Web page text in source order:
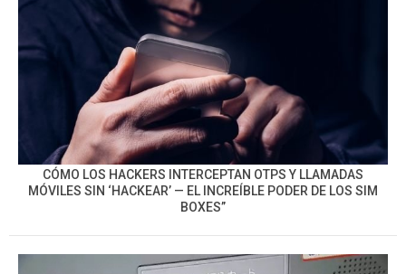
CÓMO LOS HACKERS INTERCEPTAN OTPS Y LLAMADAS
MÓVILES SIN ‘HACKEAR’ — EL INCREÍBLE PODER DE LOS SIM
BOXES”